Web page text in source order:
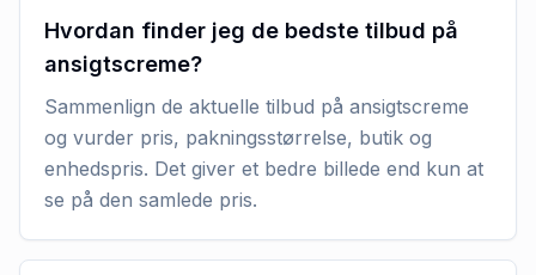
Hvordan finder jeg de bedste tilbud på
ansigtscreme?
Sammenlign de aktuelle tilbud på ansigtscreme
og vurder pris, pakningsstørrelse, butik og
enhedspris. Det giver et bedre billede end kun at
se på den samlede pris.